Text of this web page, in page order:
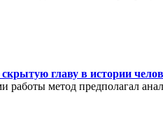
главу в истории
работы метод предполагал